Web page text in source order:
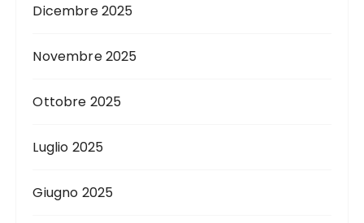
Dicembre 2025
Novembre 2025
Ottobre 2025
Luglio 2025
Giugno 2025